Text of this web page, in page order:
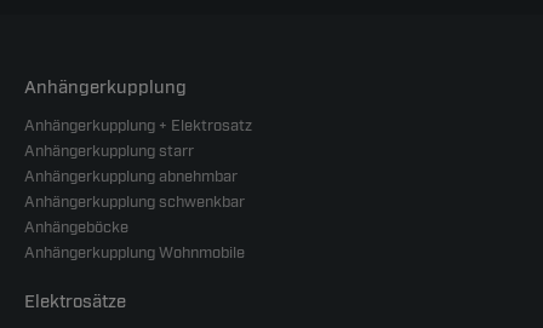
Anhängerkupplung
Anhängerkupplung + Elektrosatz
Anhängerkupplung starr
Anhängerkupplung abnehmbar
Anhängerkupplung schwenkbar
Anhängeböcke
Anhängerkupplung Wohnmobile
Elektrosätze